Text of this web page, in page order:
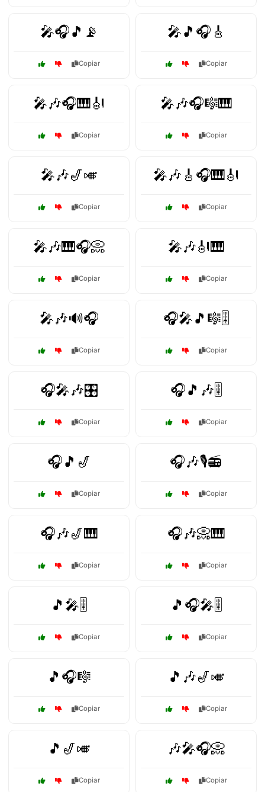
🎤🎧🎵📡
Copiar
🎤🎵🎧🎸
Copiar
🎤🎶🎧🎹🎻
Copiar
🎤🎶🎧🎼🎹
Copiar
🎤🎶🎷🎺
Copiar
🎤🎶🎸🎧🎹🎻
Copiar
🎤🎶🎹🎧📀
Copiar
🎤🎶🎻🎹
Copiar
🎤🎶🔊🎧
Copiar
🎧🎤🎵🎼🎚️
Copiar
🎧🎤🎶🎛️
Copiar
🎧🎵🎶🎚️
Copiar
🎧🎵🎷
Copiar
🎧🎶🎙️📻
Copiar
🎧🎶🎷🎹
Copiar
🎧🎶📀🎹
Copiar
🎵🎤🎚️
Copiar
🎵🎧🎤🎚️
Copiar
🎵🎧🎼
Copiar
🎵🎶🎷🎺
Copiar
🎵🎷🎺
Copiar
🎶🎤🎧📀
Copiar